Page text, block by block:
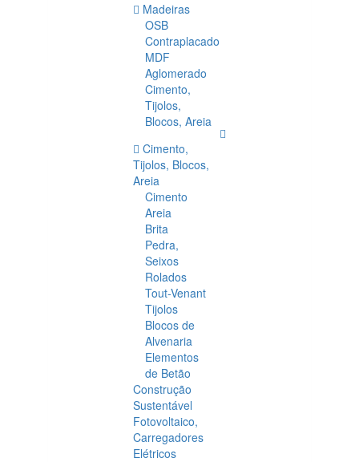
Madeiras
OSB
Contraplacado
MDF
Aglomerado
Cimento,
Tijolos,
Blocos, Areia
Cimento,
Tijolos, Blocos,
Areia
Cimento
Areia
Brita
Pedra,
Seixos
Rolados
Tout-Venant
Tijolos
Blocos de
Alvenaria
Elementos
de Betão
Construção
Sustentável
Fotovoltaico,
Carregadores
Elétricos